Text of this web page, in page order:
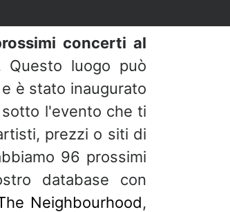
concerti al
Questo luogo può
è stato inaugurato
l'evento che ti
prezzi o siti di
96 prossimi
database con
Neighbourhood,